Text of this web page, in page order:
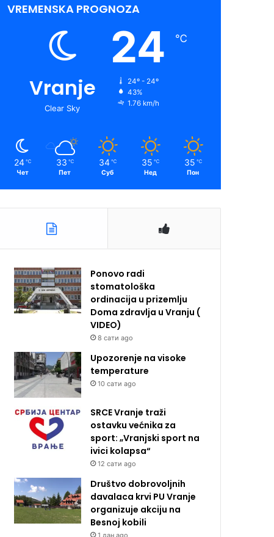
VREMENSKA PROGNOZA
Vranje
Clear Sky
24 ℃
24º - 24º
43%
1.76 km/h
24 ℃
Чет
33 ℃
Пет
34 ℃
Суб
35 ℃
Нед
35 ℃
Пон
Ponovo radi
stomatološka
ordinacija u prizemlju
Doma zdravlja u Vranju (
VIDEO)
8 сати ago
Upozorenje na visoke
temperature
10 сати ago
SRCE Vranje traži
ostavku većnika za
sport: „Vranjski sport na
ivici kolapsa“
12 сати ago
Društvo dobrovoljnih
davalaca krvi PU Vranje
organizuje akciju na
Besnoj kobili
1 дан ago